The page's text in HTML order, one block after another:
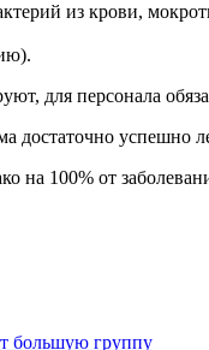
из крови,
для персонала
достаточно успешно
на 100% от
большую группу